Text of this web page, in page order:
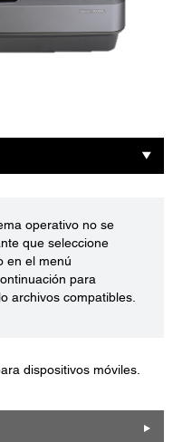
operativo no se
que seleccione
en el menú
para
archivos compatibles.
dispositivos móviles.